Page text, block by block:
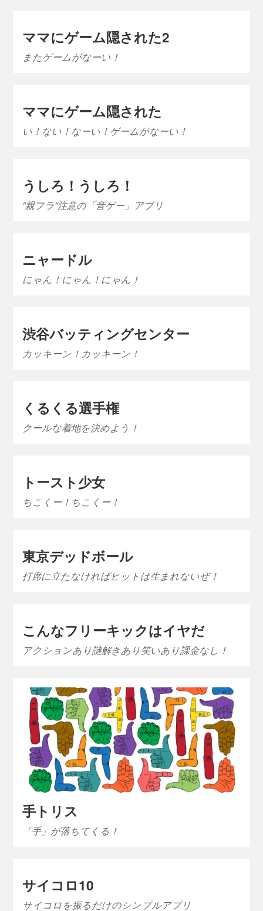
ママにゲーム隠された2
またゲームがなーい！
ママにゲーム隠された
い！ない！なーい！ゲームがなーい！
うしろ！うしろ！
”親フラ”注意の「音ゲー」アプリ
ニャードル
にゃん！にゃん！にゃん！
渋谷バッティングセンター
カッキーン！カッキーン！
くるくる選手権
クールな着地を決めよう！
トースト少女
ちこくー！ちこくー！
東京デッドボール
打席に立たなければヒットは生まれないぜ！
こんなフリーキックはイヤだ
アクションあり謎解きあり笑いあり課金なし！
手トリス
「手」が落ちてくる！
サイコロ10
サイコロを振るだけのシンプルアプリ